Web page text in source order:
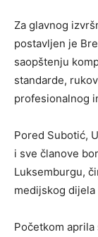
Za glavnog
postavljen je
saopštenju
standarde,
profesionalnog
Pored Subotić,
i sve članove
Luksemburgu,
medijskog
Početkom